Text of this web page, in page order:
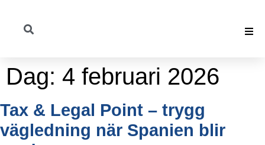
Dag: 4 februari 2026
Tax & Legal Point – trygg
vägledning när Spanien blir